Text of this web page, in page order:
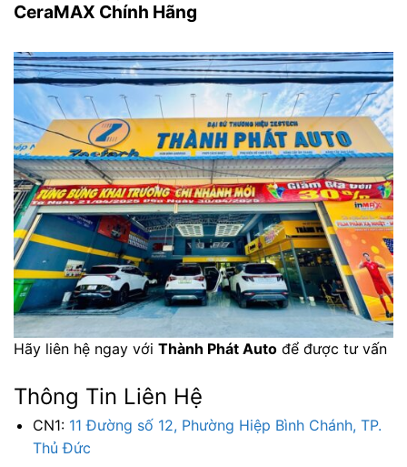
CeraMAX Chính Hãng
Hãy liên hệ ngay với Thành Phát Auto để được tư vấn
Thông Tin Liên Hệ
CN1: 11 Đường số 12, Phường Hiệp Bình Chánh, TP.
Thủ Đức